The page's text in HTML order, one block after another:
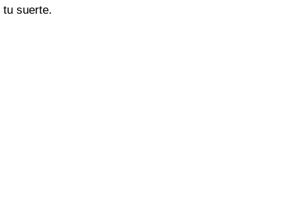
tu suerte.